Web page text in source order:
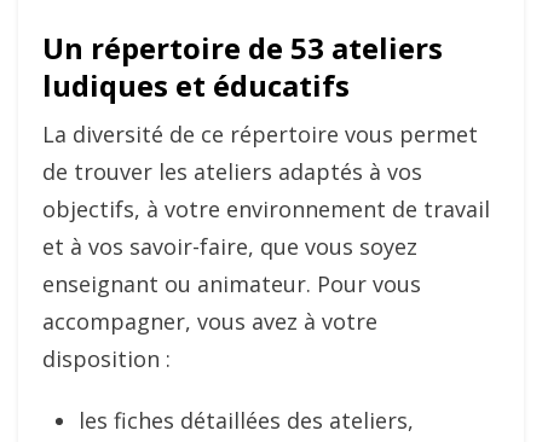
Un répertoire de 53 ateliers
ludiques et éducatifs
La diversité de ce répertoire vous permet
de trouver les ateliers adaptés à vos
objectifs, à votre environnement de travail
et à vos savoir-faire, que vous soyez
enseignant ou animateur. Pour vous
accompagner, vous avez à votre
disposition :
les fiches détaillées des ateliers,